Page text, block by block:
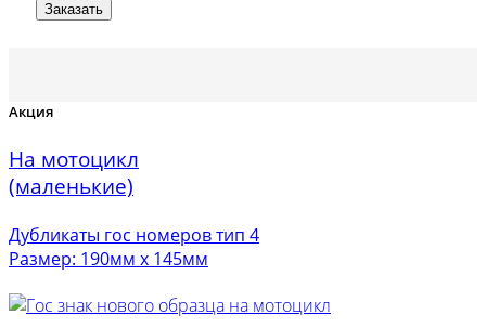
Заказать
Акция
На мотоцикл
(маленькие)
Дубликаты гос номеров тип 4
Размер: 190мм х 145мм